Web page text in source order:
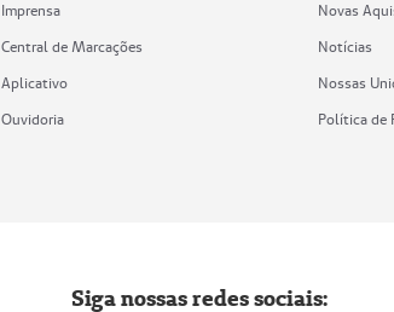
Imprensa
Central de Marcações
Aplicativo
Ouvidoria
Novas
Notícias
Nossas
Política de
Siga nossas redes sociais: